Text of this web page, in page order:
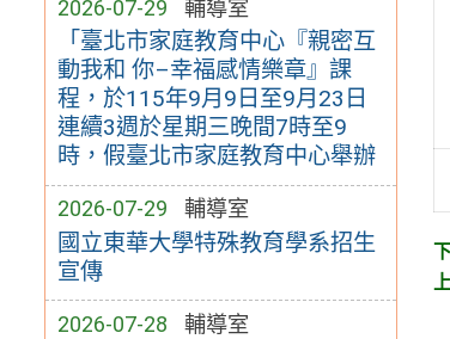
2026-07-29 輔導室
「臺北市家庭教育中心『親密互
動我和 你–幸福感情樂章』課
程，於115年9月9日至9月23日
連續3週於星期三晚間7時至9
時，假臺北市家庭教育中心舉辦
2026-07-29 輔導室
國立東華大學特殊教育學系招生
宣傳
2026-07-28 輔導室